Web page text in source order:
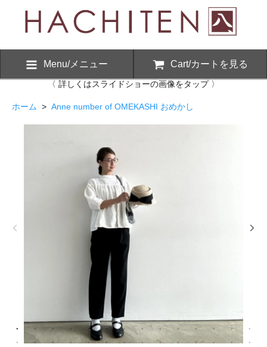
Menu/メニュー Cart/カートを見る
〈 詳しくはスライドショーの画像をタップ 〉
ホーム > Anne number of OMEKASHI おめかし